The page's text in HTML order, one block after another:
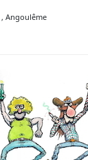
, Angoulême